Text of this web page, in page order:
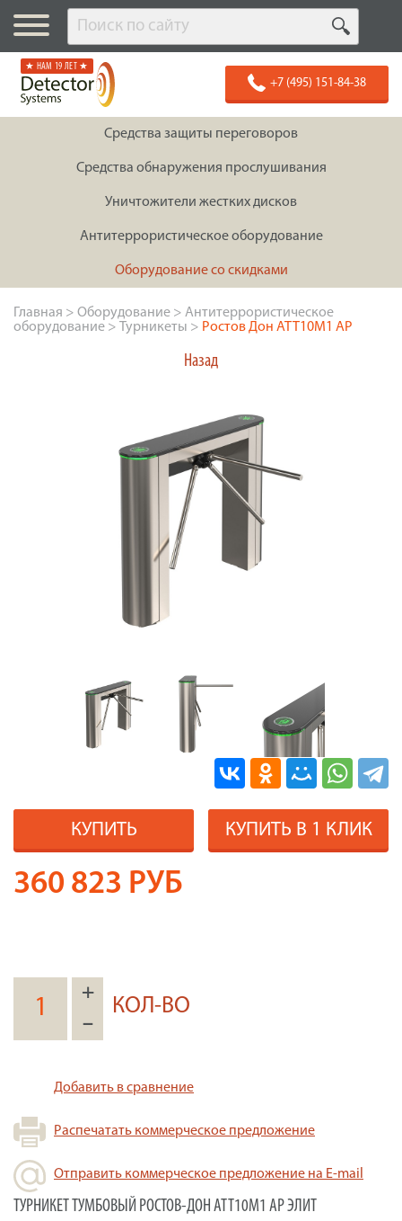
★ НАМ 19 ЛЕТ ★
+7 (495) 151-84-38
Средства защиты переговоров
Средства обнаружения прослушивания
Уничтожители жестких дисков
Антитеррористическое оборудование
Оборудование со скидками
Главная > Оборудование > Антитеррористическое
оборудование > Турникеты > Ростов Дон АТТ10М1 АР
Назад
КУПИТЬ КУПИТЬ В 1 КЛИК
360 823 РУБ
+
–
КОЛ-ВО
Добавить в сравнение
Распечатать коммерческое предложение
Отправить коммерческое предложение на E-mail
ТУРНИКЕТ ТУМБОВЫЙ РОСТОВ-ДОН АТТ10М1 АР ЭЛИТ